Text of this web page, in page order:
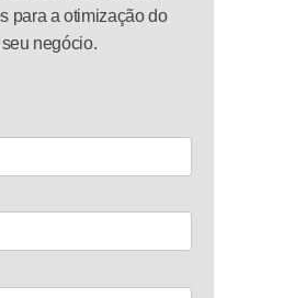
para a otimização do
seu negócio.